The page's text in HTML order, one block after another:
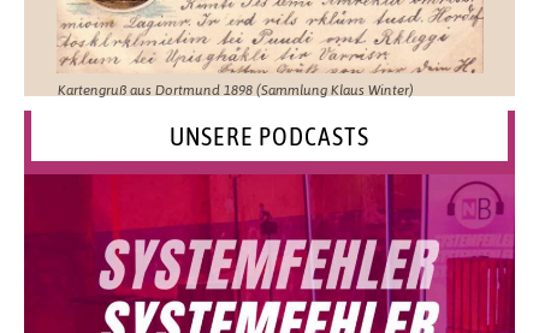
Kartengruß aus Dortmund 1898 (Sammlung Klaus Winter)
UNSERE PODCASTS